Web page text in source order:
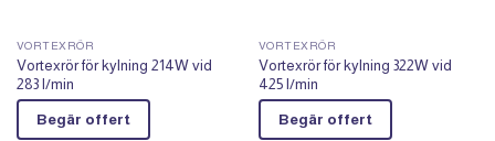
VORTEXRÖR
Vortexrör för kylning 214W vid
283 l/min
Begär offert
VORTEXRÖR
Vortexrör för kylning 322W vid
425 l/min
Begär offert